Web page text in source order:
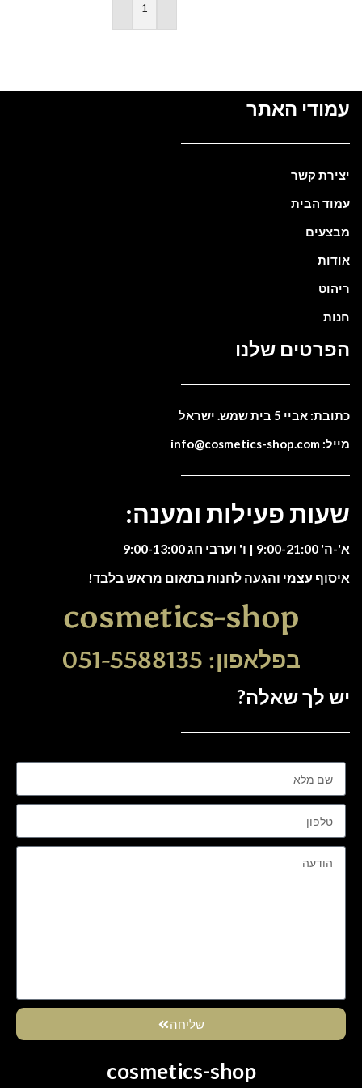
הוספה לסל
עמודי האתר
יצירת קשר
עמוד הבית
מבצעים
אודות
ריהוט
חנות
הפרטים שלנו
כתובת: אביי 5 בית שמש. ישראל
מייל: info@cosmetics-shop.com
שעות פעילות ומענה:
א'-ה' 9:00-21:00 | ו' וערבי חג 9:00-13:00
איסוף עצמי והגעה לחנות בתאום מראש בלבד!
cosmetics-shop
בפלאפון: 051-5588135
יש לך שאלה?
שליחה
cosmetics-shop